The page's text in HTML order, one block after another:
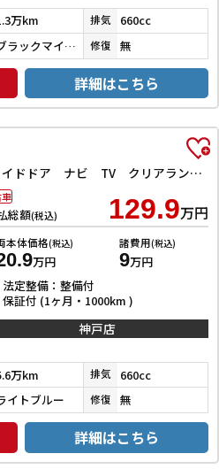
万km 排気 660cc
ブラックマイカメタリック 修復 無
詳細はこちら
ハイブリッドX 両側電動スライドドア ナビ TV クリアランスソナー レーンアシスト 衝突被害軽減システム オートライト スマートキー アイドリングストップ 電動格納ミラー シートヒーター ベンチシート CVT
総額(税込) 129.9万円
本体価格(税込)
万円
諸費用(税込)
9万円
法定整備：整備付
保証付 (1ヶ月・1000km )
神戸店
万km 排気 660cc
イトブルー 修復 無
詳細はこちら